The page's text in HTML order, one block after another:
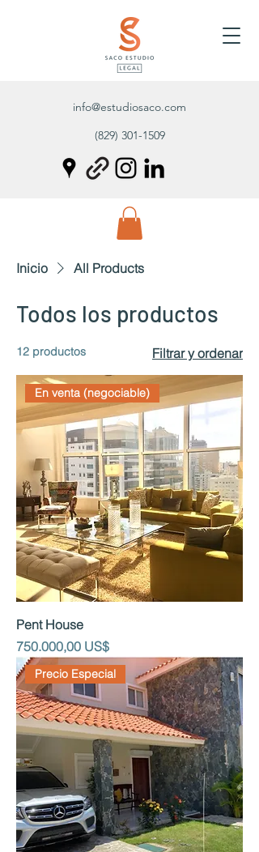
info@estudiosaco.com
(829) 301-1509
Inicio All Products
Todos los productos
12 productos Filtrar y ordenar
En venta (negociable)
Pent House
Precio
750.000,00 US$
Precio Especial